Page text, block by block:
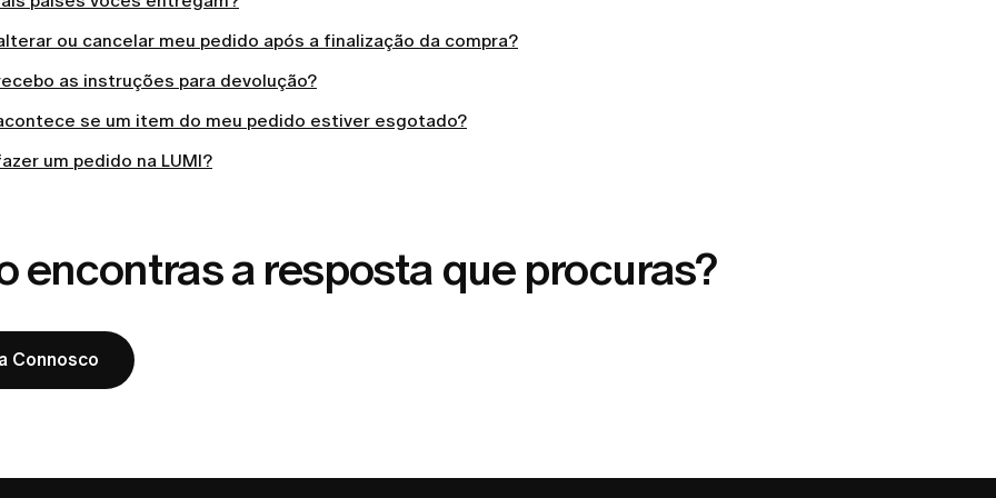
ou cancelar meu pedido após a finalização da compra?
as instruções para devolução?
se um item do meu pedido estiver esgotado?
um pedido na LUMI?
encontras a resposta que procuras?
Connosco